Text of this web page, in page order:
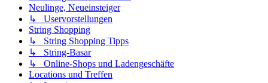
Neulinge, Neueinsteiger
↳ Uservorstellungen
String Shopping
↳ String Shopping Tipps
↳ String-Basar
↳ Online-Shops und Ladengeschäfte
Locations und Treffen